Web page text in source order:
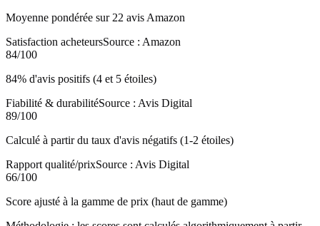
Moyenne pondérée sur 22 avis Amazon
Satisfaction acheteursSource : Amazon
84/100
84% d'avis positifs (4 et 5 étoiles)
Fiabilité & durabilitéSource : Avis Digital
89/100
Calculé à partir du taux d'avis négatifs (1-2 étoiles)
Rapport qualité/prixSource : Avis Digital
66/100
Score ajusté à la gamme de prix (haut de gamme)